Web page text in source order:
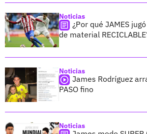
Noticias
¿Por qué JAMES
de material
Noticias
James Rodríguez
PASO fino
Noticias